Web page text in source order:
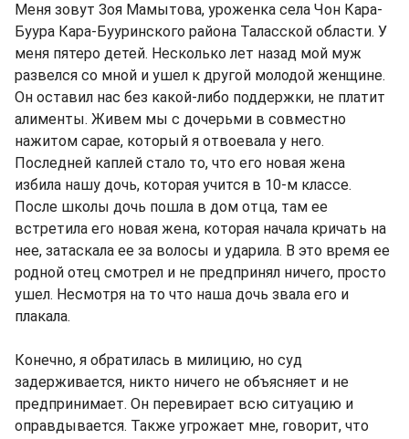
Меня зовут Зоя Мамытова, уроженка села Чон Кара-
Буура Кара-Бууринского района Таласской области. У
меня пятеро детей. Несколько лет назад мой муж
развелся со мной и ушел к другой молодой женщине.
Он оставил нас без какой-либо поддержки, не платит
алименты. Живем мы с дочерьми в совместно
нажитом сарае, который я отвоевала у него.
Последней каплей стало то, что его новая жена
избила нашу дочь, которая учится в 10-м классе.
После школы дочь пошла в дом отца, там ее
встретила его новая жена, которая начала кричать на
нее, затаскала ее за волосы и ударила. В это время ее
родной отец смотрел и не предпринял ничего, просто
ушел. Несмотря на то что наша дочь звала его и
плакала.
Конечно, я обратилась в милицию, но суд
задерживается, никто ничего не объясняет и не
предпринимает. Он перевирает всю ситуацию и
оправдывается. Также угрожает мне, говорит, что